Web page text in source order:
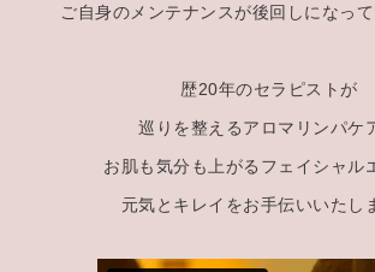
ご自身のメンテナンスが後回しになっ
歴20年のセラピストが
巡りを整えるアロマリンパケ
お肌も気分も上がるフェイシャル
元気とキレイをお手伝いいたし